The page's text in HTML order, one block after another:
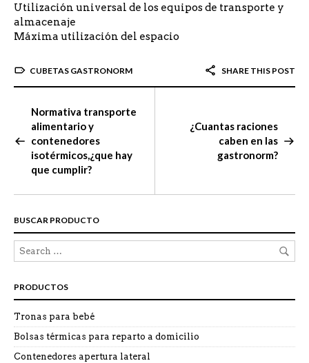
Utilización universal de los equipos de transporte y
almacenaje
Máxima utilización del espacio
CUBETAS GASTRONORM SHARE THIS POST
Normativa transporte
alimentario y
contenedores
isotérmicos,¿que hay
que cumplir?
¿Cuantas raciones
caben en las
gastronorm?
BUSCAR PRODUCTO
PRODUCTOS
Tronas para bebé
Bolsas térmicas para reparto a domicilio
Contenedores apertura lateral